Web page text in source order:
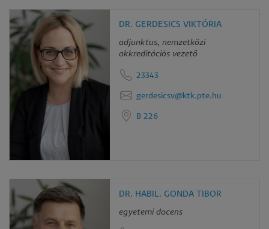
DR. GERDESICS VIKTÓRIA
adjunktus, nemzetközi
akkreditációs vezető
23343
gerdesicsv@ktk.pte.hu
B 226
DR. HABIL. GONDA TIBOR
egyetemi docens